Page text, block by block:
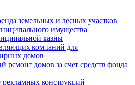
земельных и лесных участков
имущества
казны
компаний для
домов
ремонт домов за счет средств фонда
рекламных конструкций